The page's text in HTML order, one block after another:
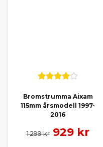
Bromstrumma Aixam
115mm årsmodell 1997-
2016
1 299 kr 929 kr